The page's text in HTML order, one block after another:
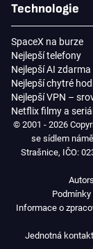
Technologie
SpaceX na burze
Nejlepší telefony
Nejlepší AI zdarma
Nejlepší chytré
Nejlepší VPN –
Netflix filmy a
© 2001 - 2026
se sídlem
Strašnice, IČO:
Informace o
Jednotná